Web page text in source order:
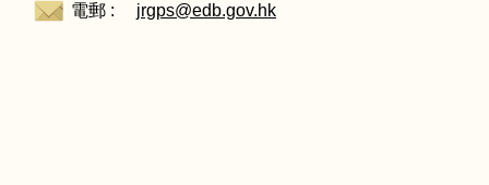
電郵 : jrgps@edb.gov.hk